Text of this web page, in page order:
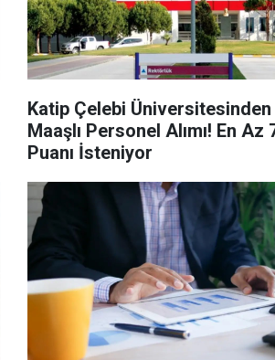
Katip Çelebi Üniversitesinden
Maaşlı Personel Alımı! En Az 70 KPSS
Puanı İsteniyor